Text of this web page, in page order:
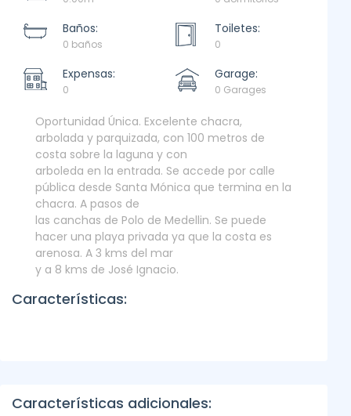
Baños:
0 baños
Toiletes:
0
Expensas:
0
Garage:
0 Garages
Oportunidad Única. Excelente chacra,
arbolada y parquizada, con 100 metros de
costa sobre la laguna y con
arboleda en la entrada. Se accede por calle
pública desde Santa Mónica que termina en la
chacra. A pasos de
las canchas de Polo de Medellin. Se puede
hacer una playa privada ya que la costa es
arenosa. A 3 kms del mar
y a 8 kms de José Ignacio.
Características:
Características adicionales: